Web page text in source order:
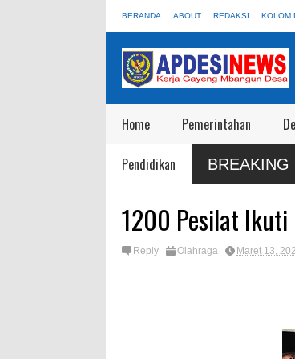
BERANDA ABOUT REDAKSI KOLOM
Home Pemerintahan
Pendidikan BREAKING
Jangan Sampai Disewakan Apalagi Viral Salah
1200 Pesilat Ikuti
Reply Olahraga Maret 13,